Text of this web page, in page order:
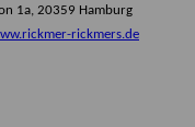
1a, 20359 Hamburg
rickmers.de